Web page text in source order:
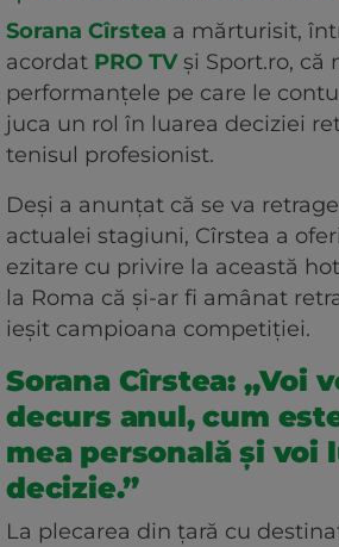
Sorana Cîrstea a mărturisit,
acordat PRO TVși Sport.ro, că
performanțele pe care le
juca un rol în luarea deciziei
tenisul profesionist.
Deși a anunțat că se va
actualei stagiuni, Cîrstea a
ezitare cu privire la această
la Roma că și-ar fi amânat
ieșit campioana competiției.
Sorana Cîrstea: „Voi
decurs anul, cum
mea personală și voi
decizie.”
La plecarea din țară cu